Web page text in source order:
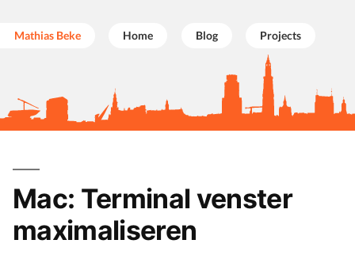
Mathias Beke Home Blog Projects
to
content
Mac: Terminal venster
maximaliseren